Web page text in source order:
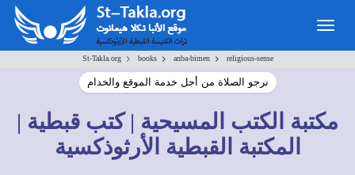
St-Takla.org> books> anba-bimen> religious-sense
نرجو الصلاة من أجل خدمة الموقع والخدام
مكتبة الكتب المسيحية | كتب قبطية |
المكتبة القبطية الأرثوذكسية